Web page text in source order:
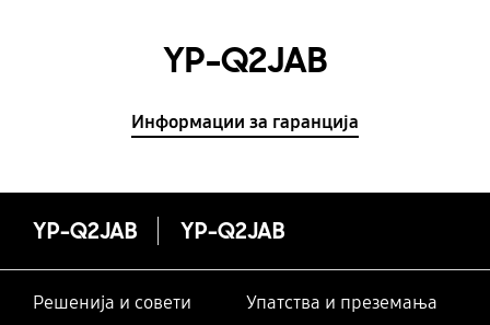
YP-Q2JAB
Информации за гаранција
YP-Q2JAB YP-Q2JAB
Решенија и совети Упатства и преземања